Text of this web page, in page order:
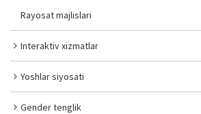
Rayosat majlislari
Interaktiv xizmatlar
Yoshlar siyosati
Gender tenglik